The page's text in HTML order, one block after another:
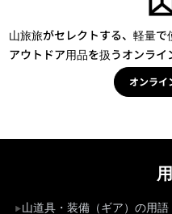
山旅旅がセレクトする、軽量
アウトドア用品を扱うオンライ
オンライ
山道具・装備（ギア）の用語